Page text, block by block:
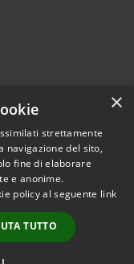
© 2026 • Comune di
• Powered by
•
Accesso
redazione
×
strettamente
navigazione del sito,
fine di elaborare
e anonime.
policy al seguente link
TUTTO